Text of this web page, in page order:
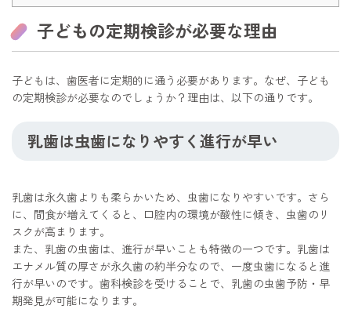
子どもの定期検診が必要な理由
子どもは、歯医者に定期的に通う必要があります。なぜ、子ども
の定期検診が必要なのでしょうか？理由は、以下の通りです。
乳歯は虫歯になりやすく進行が早い
乳歯は永久歯よりも柔らかいため、虫歯になりやすいです。さら
に、間食が増えてくると、口腔内の環境が酸性に傾き、虫歯のリ
スクが高まります。
また、乳歯の虫歯は、進行が早いことも特徴の一つです。乳歯は
エナメル質の厚さが永久歯の約半分なので、一度虫歯になると進
行が早いのです。歯科検診を受けることで、乳歯の虫歯予防・早
期発見が可能になります。